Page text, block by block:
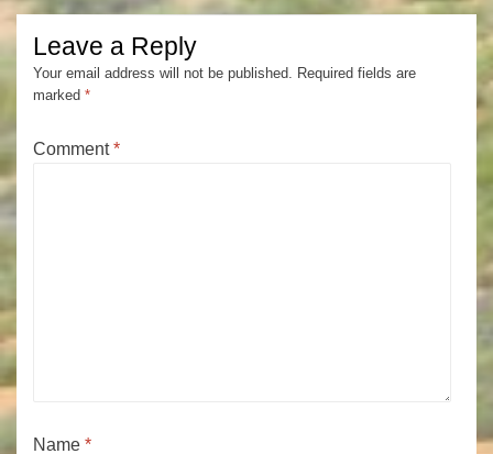
Leave a Reply
Your email address will not be published. Required fields are
marked *
Comment*
Name *